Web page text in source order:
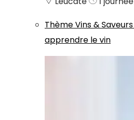
ThèmeVins & Saveurs
apprendre le vin